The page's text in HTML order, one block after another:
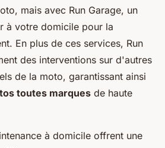
mais avec Run Garage, un
à votre domicile pour la
En plus de ces services, Run
des interventions sur d'autres
de la moto, garantissant ainsi
toutes marques de haute
à domicile offrent une